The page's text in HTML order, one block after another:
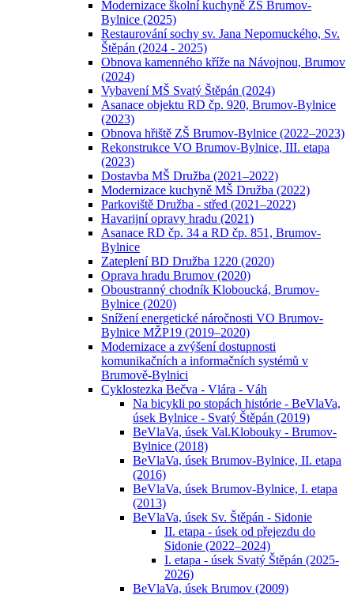
Modernizace školní kuchyně ZŠ Brumov-
Bylnice (2025)
Restaurování sochy sv. Jana Nepomuckého, Sv.
Štěpán (2024 - 2025)
Obnova kamenného kříže na Návojnou, Brumov
(2024)
Vybavení MŠ Svatý Štěpán (2024)
Asanace objektu RD čp. 920, Brumov-Bylnice
(2023)
Obnova hřiště ZŠ Brumov-Bylnice (2022–2023)
Rekonstrukce VO Brumov-Bylnice, III. etapa
(2023)
Dostavba MŠ Družba (2021–2022)
Modernizace kuchyně MŠ Družba (2022)
Parkoviště Družba - střed (2021–2022)
Havarijní opravy hradu (2021)
Asanace RD čp. 34 a RD čp. 851, Brumov-
Bylnice
Zateplení BD Družba 1220 (2020)
Oprava hradu Brumov (2020)
Oboustranný chodník Kloboucká, Brumov-
Bylnice (2020)
Snížení energetické náročnosti VO Brumov-
Bylnice MŽP19 (2019–2020)
Modernizace a zvýšení dostupnosti
komunikačních a informačních systémů v
Brumově-Bylnici
Cyklostezka Bečva - Vlára - Váh
Na bicykli po stopách histórie - BeVlaVa,
úsek Bylnice - Svatý Štěpán (2019)
BeVlaVa, úsek Val.Klobouky - Brumov-
Bylnice (2018)
BeVlaVa, úsek Brumov-Bylnice, II. etapa
(2016)
BeVlaVa, úsek Brumov-Bylnice, I. etapa
(2013)
BeVlaVa, úsek Sv. Štěpán - Sidonie
II. etapa - úsek od přejezdu do
Sidonie (2022–2024)
I. etapa - úsek Svatý Štěpán (2025-
2026)
BeVlaVa, úsek Brumov (2009)